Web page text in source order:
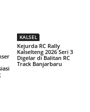
KALSEL
Kejurda RC Rally
Kalselteng 2026 Seri 3
Digelar di Balitan RC
Track Banjarbaru